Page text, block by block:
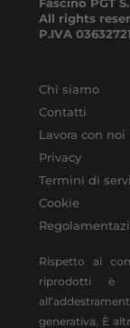
All rights
P.IVA
Chi siamo
Contatti
Lavora con noi
Privacy
Termini di
Cookie
Rispetto ai
riprodotti è
generativa. È